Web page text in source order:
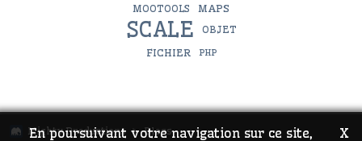
MOOTOOLS
MAPS
SCALE OBJET
FICHIER PHP
Mighty Productions Blogs
En poursuivant votre navigation sur ce site, X